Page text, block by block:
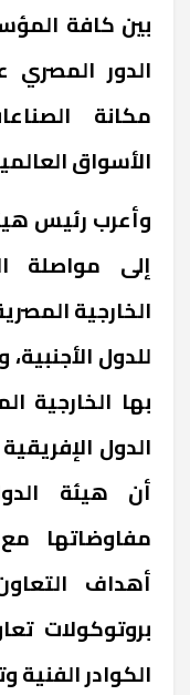
بين كافة
الدور المصري
مكانة
الأسواق
وأعرب رئيس
إلى مواصلة
الخارجية
للدول
بها الخارجية
الدول
أن هيئة
مفاوضاتها
أهداف
بروتوكولات
الكوادر الفنية